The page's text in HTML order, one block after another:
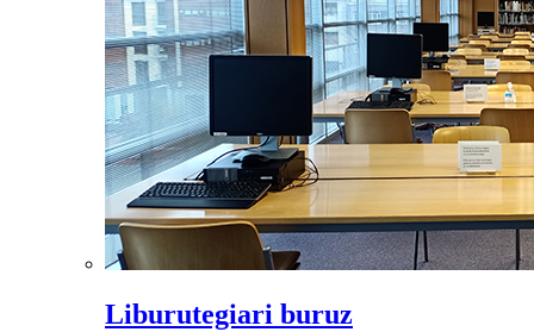
Liburutegiari buruz